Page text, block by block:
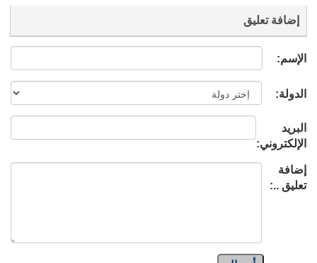
إضافة تعليق
الإسم:
الدولة:
البريد
الإلكتروني:
إضافة
تعليق ..: